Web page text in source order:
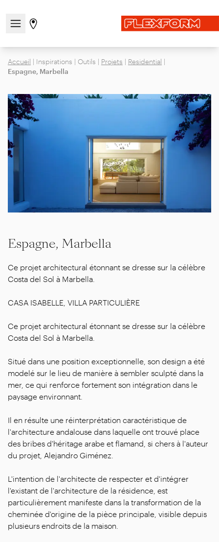
Ouvrir/fermer le menu de navigation
Aller à la page des magasins
Accueil | Inspirations | Outils | Projets | Residential |
Espagne, Marbella
Espagne, Marbella
Ce projet architectural étonnant se dresse sur la célèbre
Costa del Sol à Marbella.
CASA ISABELLE, VILLA PARTICULIÈRE
Ce projet architectural étonnant se dresse sur la célèbre
Costa del Sol à Marbella.
Situé dans une position exceptionnelle, son design a été
modelé sur le lieu de manière à sembler sculpté dans la
mer, ce qui renforce fortement son intégration dans le
paysage environnant.
Il en résulte une réinterprétation caractéristique de
l'architecture andalouse dans laquelle ont trouvé place
des bribes d'héritage arabe et flamand, si chers à l'auteur
du projet, Alejandro Giménez.
L'intention de l'architecte de respecter et d'intégrer
l'existant de l'architecture de la résidence, est
particulièrement manifeste dans la transformation de la
cheminée d'origine de la pièce principale, visible depuis
plusieurs endroits de la maison.